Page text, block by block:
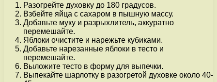
Разогрейте духовку до 180 градусов.
Взбейте яйца с сахаром в пышную массу.
Добавьте муку и разрыхлитель, аккуратно
перемешайте.
Яблоки очистите и нарежьте кубиками.
Добавьте нарезанные яблоки в тесто и
перемешайте.
Выложите тесто в форму для выпечки.
Выпекайте шарлотку в разогретой духовке около 40-